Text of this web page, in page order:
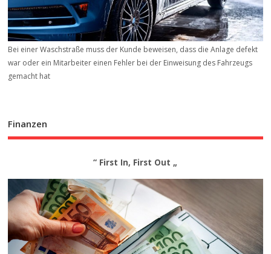
Bei einer Waschstraße muss der Kunde beweisen, dass die Anlage defekt
war oder ein Mitarbeiter einen Fehler bei der Einweisung des Fahrzeugs
gemacht hat
Finanzen
“ First In, First Out „